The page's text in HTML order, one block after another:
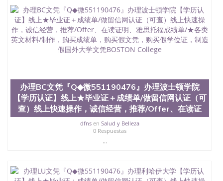
QQ微信551190476国外毕业证外壳定制QQ微信
551190476快速代办国外毕业证QQ微信551190476快
速拿到国外文凭QQ微信551190476国外留学文凭认证
QQ微信551190476国外文凭回国认证QQ微信
551190476泰国文凭办理QQ微信551190476法国留学
回国证明QQ微信551190476 国外烫金照片QQ微信
证明QQ微信551190476国外硕士文凭办理QQ微信
551190476 网上买文凭可靠吗QQ微信551190476买国
外文凭质量QQ微信551190476国外本科毕业证怎么办
理QQ微信551190476国外大学文凭真制作QQ微信
551190476办国外文凭可找工作QQ微信551190476国
外大学有毕业证QQ微信551190476办理国外毕业证价
格QQ微信551190476国外编号查询QQ微信551190476
微信551190476学士学位证书查询机构QQ微信
551190476 国外资格证书办理QQ微信551190476如何
办理BC文凭『Q◆微551190476』办理波士顿学院
【学历认证】线上★毕业证＋成绩单/做留信网认证（可
查）线上快速操作，诚信经营，推荐/Offer、在读证
dfnsen Salud y Belleza
0 Respuestas
...